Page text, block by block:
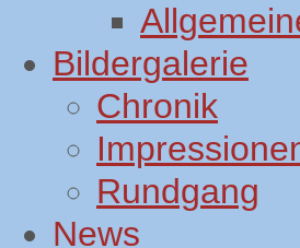
Bildergalerie
Chronik
Rundgang
News